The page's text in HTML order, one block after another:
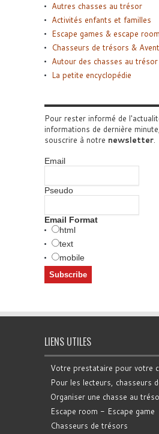
Autres chasses au trésor
Activités enfants et familles
Escape games & escape
Chasseurs de trésors &
Autour des chasses au trésor
La petite encyclopédie
Pour rester informé de
informations de dernière
souscrire à notre newsletter.
Email
Pseudo
Email Format
html
text
mobile
LIENS UTILES
Votre prestataire pour votre
Pour les lecteurs, chasseurs
Organiser une chasse au
Escape room - Escape game
Chasseurs de trésors